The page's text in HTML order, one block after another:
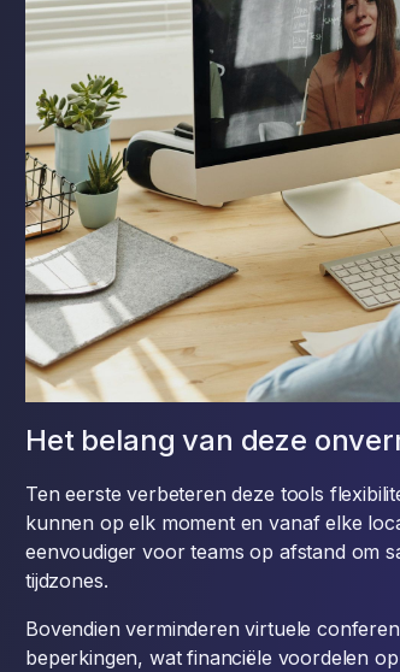
Het belang van deze
Ten eerste verbeteren deze tools
kunnen op elk moment en vanaf elke
eenvoudiger voor teams op afstand om
tijdzones.
Bovendien verminderen virtuele
beperkingen, wat financiële voordelen